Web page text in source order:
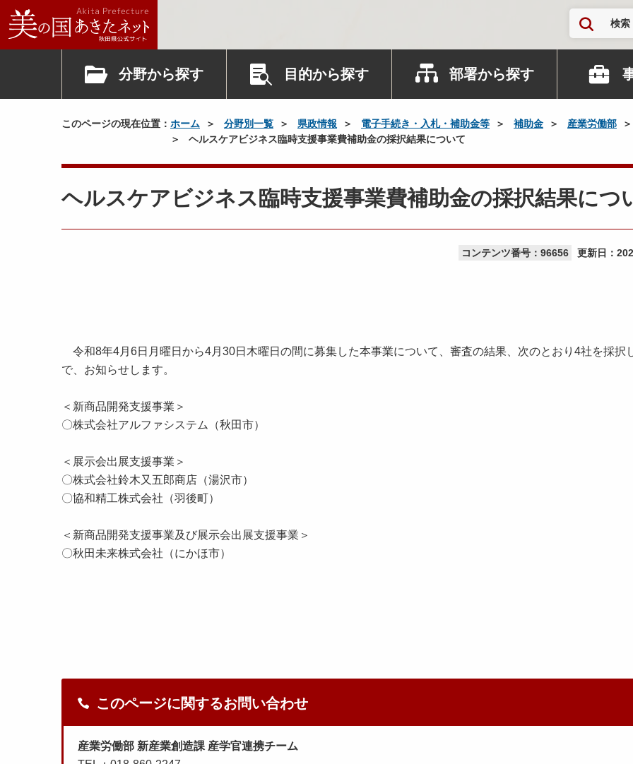
検索
分野から探す 目的から探す 部署から探す
このページの現在位置： ホーム 分野別一覧 県政情報 電子手続き・入札・補助金等 補助金 産業労働部
ヘルスケアビジネス臨時支援事業費補助金の採択結果について
ヘルスケアビジネス臨時支援事業費補助金の採択結果につ
コンテンツ番号：96656 更新日：
令和8年4月6日月曜日から4月30日木曜日の間に募集した本事業について、審査の結果、次のとおり4社を採択
で、お知らせします。
＜新商品開発支援事業＞
〇株式会社アルファシステム（秋田市）
＜展示会出展支援事業＞
〇株式会社鈴木又五郎商店（湯沢市）
〇協和精工株式会社（羽後町）
＜新商品開発支援事業及び展示会出展支援事業＞
〇秋田未来株式会社（にかほ市）
このページに関するお問い合わせ
産業労働部 新産業創造課 産学官連携チーム